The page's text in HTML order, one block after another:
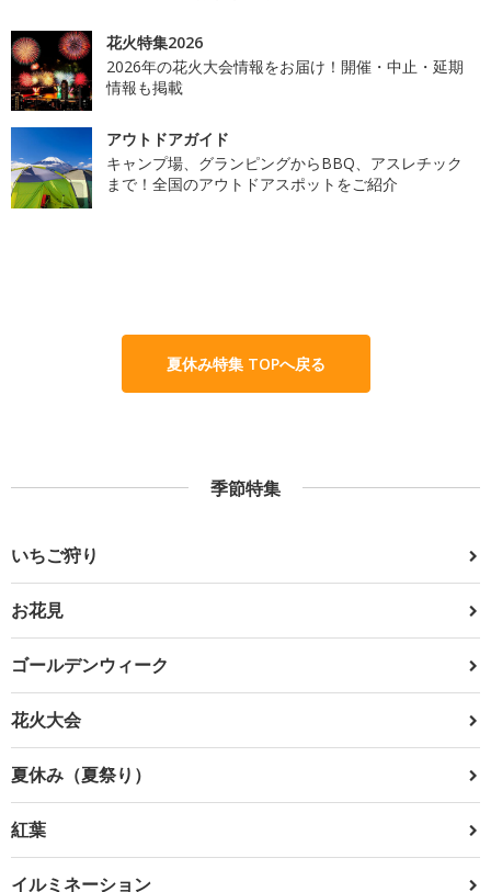
花火特集2026
2026年の花火大会情報をお届け！開催・中止・延期
情報も掲載
アウトドアガイド
キャンプ場、グランピングからBBQ、アスレチック
まで！全国のアウトドアスポットをご紹介
夏休み特集 TOPへ戻る
季節特集
いちご狩り
お花見
ゴールデンウィーク
花火大会
夏休み（夏祭り）
紅葉
イルミネーション